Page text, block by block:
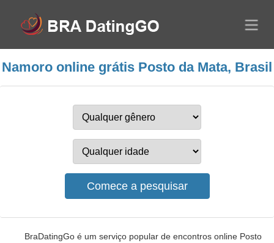
Namoro online grátis Posto da Mata, Brasil
BraDatingGo é um serviço popular de encontros online Posto